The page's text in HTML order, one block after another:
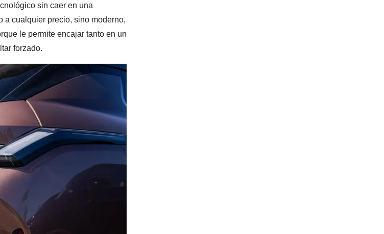
sin caer en una
a cualquier precio, sino moderno,
le permite encajar tanto en un
forzado.